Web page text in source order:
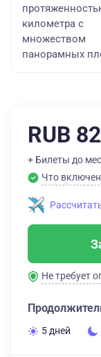
километра с
множеством
панорамных
RUB
+ Билеты до
Что
Не требует
5 дней